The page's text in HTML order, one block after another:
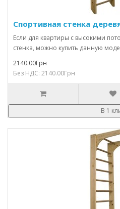
Спортивная стенка
Если для квартиры с высокими
стенка, можно купить данную
2140.00Грн
Без НДС: 2140.00Грн
В 1